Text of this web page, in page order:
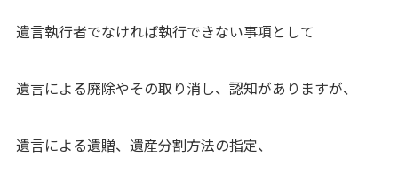
遺言執行者でなければ執行できない事項として
遺言による廃除やその取り消し、認知がありますが、
遺言による遺贈、遺産分割方法の指定、